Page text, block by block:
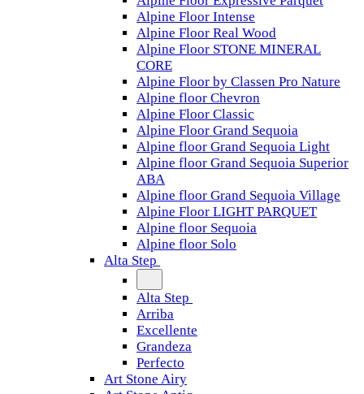
Alpine Floor Intense
Alpine Floor Real Wood
Alpine Floor STONE MINERAL
CORE
Alpine Floor by Classen Pro Nature
Alpine floor Chevron
Alpine Floor Classic
Alpine Floor Grand Sequoia
Alpine floor Grand Sequoia Light
Alpine floor Grand Sequoia Superior
ABA
Alpine floor Grand Sequoia Village
Alpine Floor LIGHT PARQUET
Alpine floor Sequoia
Alpine floor Solo
Alta Step
Alta Step
Arriba
Excellente
Grandeza
Perfecto
Art Stone Airy